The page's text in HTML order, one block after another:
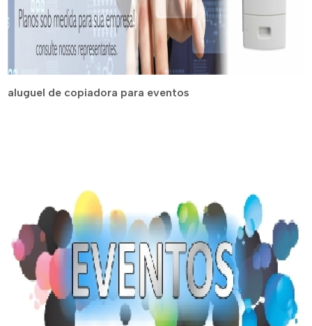
aluguel de copiadora para eventos